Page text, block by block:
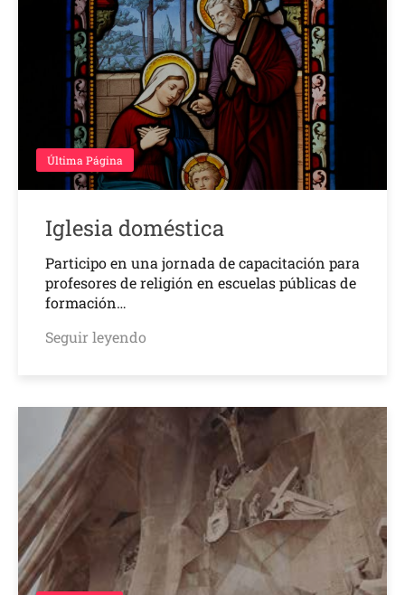
Última Página
Iglesia doméstica
Participo en una jornada de capacitación para
profesores de religión en escuelas públicas de
formación…
Seguir leyendo